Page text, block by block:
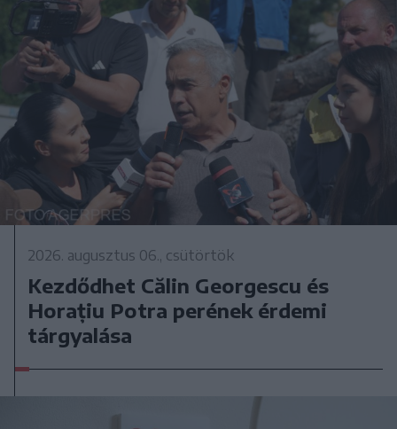
2026. augusztus 06., csütörtök
Kezdődhet Călin Georgescu és
Horațiu Potra perének érdemi
tárgyalása